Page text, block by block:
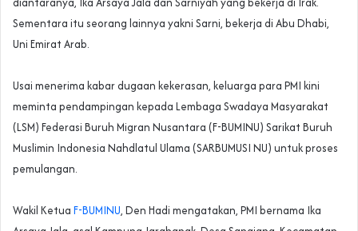
Sementara itu seorang lainnya yakni Sarni, bekerja di Abu Dhabi,
Uni Emirat Arab.
‎Usai menerima kabar dugaan kekerasan, keluarga para PMI kini
meminta pendampingan kepada Lembaga Swadaya Masyarakat
(LSM) Federasi Buruh Migran Nusantara (F-BUMINU) Sarikat Buruh
Muslimin Indonesia Nahdlatul Ulama (SARBUMUSI NU) untuk proses
pemulangan.
‎Wakil Ketua F-BUMINU, Den Hadi mengatakan, PMI bernama Ika